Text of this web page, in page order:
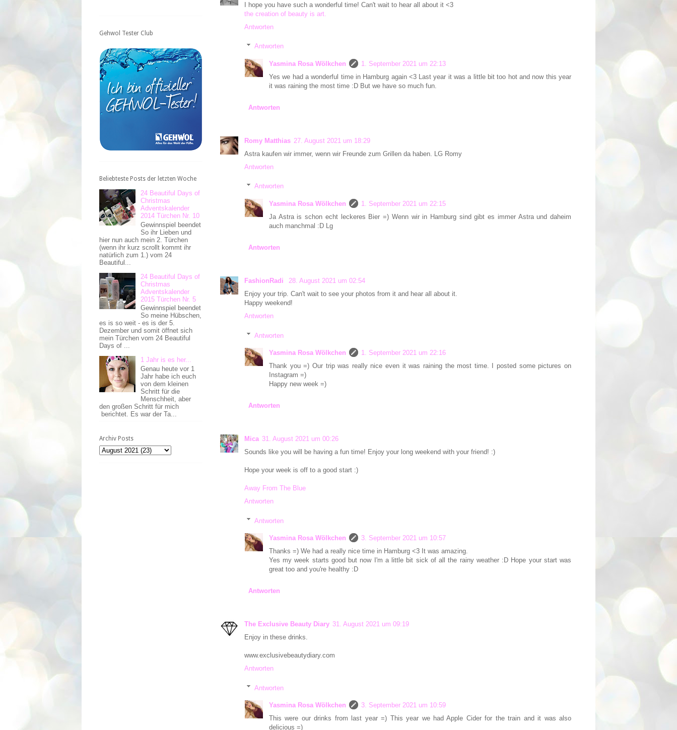
I hope you have such a wonderful time! Can't wait to hear all about it <3
the creation of beauty is art.
Antworten
Antworten
Yasmina Rosa Wölkchen
1. September 2021 um 22:13
Yes we had a wonderful time in Hamburg again <3 Last year it was a little bit too hot and now this year
it was raining the most time :D But we have so much fun.
Antworten
Romy Matthias 27. August 2021 um 18:29
Astra kaufen wir immer, wenn wir Freunde zum Grillen da haben. LG Romy
Antworten
Antworten
Yasmina Rosa Wölkchen
1. September 2021 um 22:15
Ja Astra is schon echt leckeres Bier =) Wenn wir in Hamburg sind gibt es immer Astra und daheim
auch manchmal :D Lg
Antworten
FashionRadi
28. August 2021 um 02:54
Enjoy your trip. Can't wait to see your photos from it and hear all about it.
Happy weekend!
Antworten
Antworten
Yasmina Rosa Wölkchen
1. September 2021 um 22:16
Thank you =) Our trip was really nice even it was raining the most time. I posted some pictures on
Instagram =)
Happy new week =)
Antworten
Mica 31. August 2021 um 00:26
Sounds like you will be having a fun time! Enjoy your long weekend with your friend! :)
Hope your week is off to a good start :)
Away From The Blue
Antworten
Antworten
Yasmina Rosa Wölkchen
3. September 2021 um 10:57
Thanks =) We had a really nice time in Hamburg <3 It was amazing.
Yes my week starts good but now I'm a little bit sick of all the rainy weather :D Hope your start was
great too and you're healthy :D
Antworten
The Exclusive Beauty Diary 31. August 2021 um 09:19
Enjoy in these drinks.
www.exclusivebeautydiary.com
Antworten
Antworten
Yasmina Rosa Wölkchen
3. September 2021 um 10:59
This were our drinks from last year =) This year we had Apple Cider for the train and it was also
delicious =)
Gehwol Tester Club
Beliebteste Posts der letzten Woche
24 Beautiful Days of
Christmas
Adventskalender
2014 Türchen Nr. 10
Gewinnspiel beendet
So ihr Lieben und
hier nun auch mein 2. Türchen
(wenn ihr kurz scrollt kommt ihr
natürlich zum 1.) vom 24
Beautiful...
24 Beautiful Days of
Christmas
Adventskalender
2015 Türchen Nr. 5
Gewinnspiel beendet
So meine Hübschen,
es is so weit - es is der 5.
Dezember und somit öffnet sich
mein Türchen vom 24 Beautiful
Days of ...
1 Jahr is es her...
Genau heute vor 1
Jahr habe ich euch
von dem kleinen
Schritt für die
Menschheit, aber
den großen Schritt für mich
berichtet. Es war der Ta...
Archiv Posts